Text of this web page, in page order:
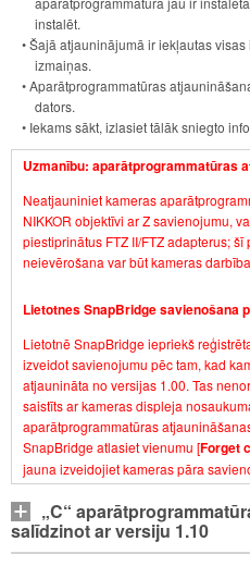
instalēt.
• Šajā atjauninājumā ir iekļautas
izmaiņas.
• Aparātprogrammatūras
dators.
• Iekams sākt, izlasiet tālāk sniegto
Uzmanību: aparātprogrammatūras
Neatjauniniet kameras
NIKKOR objektīvi ar Z savienojumu,
piestiprinātus FTZ II/FTZ adapterus;
neievērošana var būt kameras
Lietotnes SnapBridge savienošana
Lietotnē SnapBridge iepriekš
izveidot savienojumu pēc tam, kad
atjaunināta no versijas 1.00. Tas
saistīts ar kameras displeja
aparātprogrammatūras
SnapBridge atlasiet vienumu [Forget
jauna izveidojiet kameras pāra
„C“
salīdzinot ar versiju 1.10